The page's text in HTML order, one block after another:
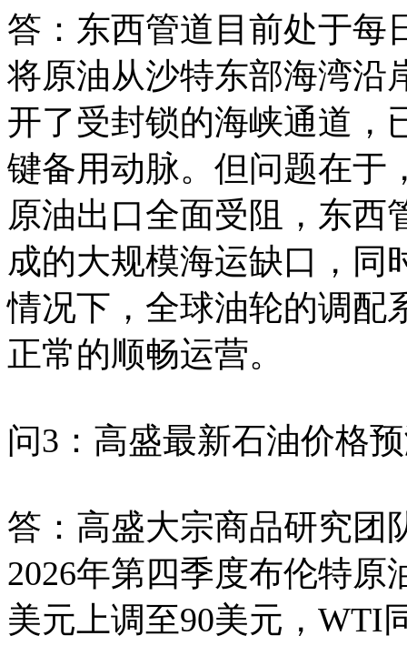
答：东西管道目前处于每
将原油从沙特东部海湾沿
开了受封锁的海峡通道，
键备用动脉。但问题在于
原油出口全面受阻，东西
成的大规模海运缺口，同
情况下，全球油轮的调配
正常的顺畅运营。
问3：高盛最新石油价格
答：高盛大宗商品研究团
2026年第四季度布伦特原
美元上调至90美元，WTI